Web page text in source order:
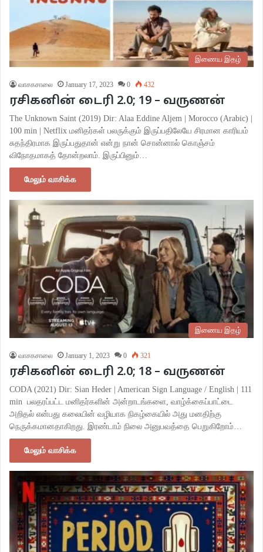
இணைய இதழ்
வாசகசாலை January 17, 2023 0 432
ரசிகனின் டைரி 2.0; 19 – வருணன்
The Unknown Saint (2019) Dir: Alaa Eddine Aljem | Morocco (Arabic) |
100 min | Netflix மனிதர்கள் பலருக்கும் இருப்பதிலேயே சிரமான காரியம்
சுதந்திரமாக இருப்பதுதான் என்று நான் சொன்னால் கொஞ்சம்
விநோதமாகத் தோன்றலாம். இருப்பினும்…
மேலும் வாசிக்க
இணைய இதழ்
வாசகசாலை January 1, 2023 0 321
ரசிகனின் டைரி 2.0; 18 – வருணன்
CODA (2021) Dir: Sian Heder | American Sign Language / English | 111
min பலதரப்பட்ட மனிதர்களின் அன்றாடங்களை, வாழ்க்கைப்பாட்டை
அறிதல் என்பது கலையின் வழியாக நிகழ்கையில் அது மனதிற்கு
நெருக்கமானதாகிறது. இரண்டாம் நிலை அனுபவத்தை பெறுகிறோம்…
மேலும் வாசிக்க